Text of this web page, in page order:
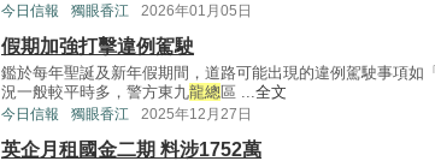
今日信報 獨眼香江 2026年01月05日
假期加強打擊違例駕駛
鑑於每年聖誕及新年假期間，道路可能出現的違例駕駛事項如
況一般較平時多，警方東九龍總區 ...全文
今日信報 獨眼香江 2025年12月27日
英企月租國金二期 料涉1752萬